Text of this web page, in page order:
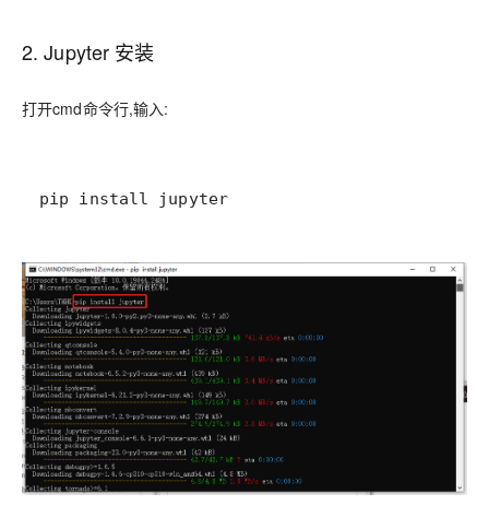
2. Jupyter 安装
打开cmd命令行,输入:
pip install jupyter